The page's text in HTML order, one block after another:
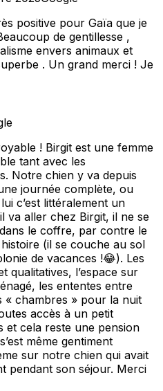
positive pour Gaïa que je
de gentillesse ,
envers animaux et
. Un grand merci ! Je
! Birgit est une femme
tant avec les
Notre chien y va depuis
journée complète, ou
c’est littéralement un
va aller chez Birgit, il ne se
le coffre, par contre le
(il se couche au sol
de vacances !😂). Les
qualitatives, l’espace sur
les ententes entre
« chambres » pour la nuit
accès à un petit
et cela reste une pension
même gentiment
sur notre chien qui avait
pendant son séjour. Merci